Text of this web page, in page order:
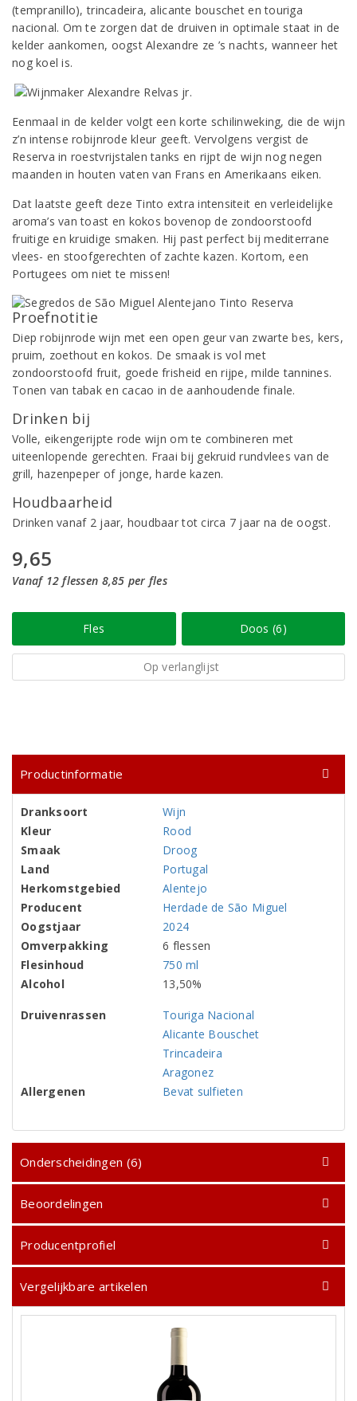
(tempranillo), trincadeira, alicante bouschet en touriga
nacional. Om te zorgen dat de druiven in optimale staat in de
kelder aankomen, oogst Alexandre ze ’s nachts, wanneer het
nog koel is.
Eenmaal in de kelder volgt een korte schilinweking, die de wijn
z’n intense robijnrode kleur geeft. Vervolgens vergist de
Reserva in roestvrijstalen tanks en rijpt de wijn nog negen
maanden in houten vaten van Frans en Amerikaans eiken.
Dat laatste geeft deze Tinto extra intensiteit en verleidelijke
aroma’s van toast en kokos bovenop de zondoorstoofd
fruitige en kruidige smaken. Hij past perfect bij mediterrane
vlees- en stoofgerechten of zachte kazen. Kortom, een
Portugees om niet te missen!
Proefnotitie
Diep robijnrode wijn met een open geur van zwarte bes, kers,
pruim, zoethout en kokos. De smaak is vol met
zondoorstoofd fruit, goede frisheid en rijpe, milde tannines.
Tonen van tabak en cacao in de aanhoudende finale.
Drinken bij
Volle, eikengerijpte rode wijn om te combineren met
uiteenlopende gerechten. Fraai bij gekruid rundvlees van de
grill, hazenpeper of jonge, harde kazen.
Houdbaarheid
Drinken vanaf 2 jaar, houdbaar tot circa 7 jaar na de oogst.
9,65
Vanaf 12 flessen 8,85 per fles
Fles Doos (6)
Op verlanglijst
Productinformatie
Dranksoort
Wijn
Kleur
Rood
Smaak
Droog
Land
Portugal
Herkomstgebied
Alentejo
Producent
Herdade de São Miguel
Oogstjaar
2024
Omverpakking
6 flessen
Flesinhoud
750 ml
Alcohol
13,50%
Druivenrassen
Touriga Nacional
Alicante Bouschet
Trincadeira
Aragonez
Allergenen
Bevat sulfieten
Onderscheidingen (6)
Beoordelingen
Producentprofiel
Vergelijkbare artikelen